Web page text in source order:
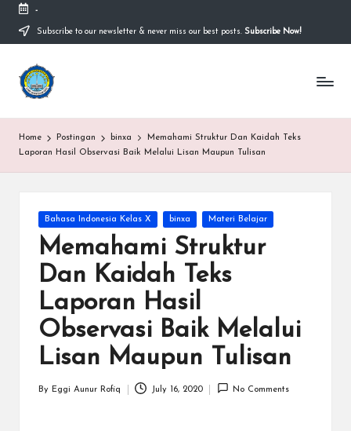
content
-
Subscribe to our newsletter & never miss our best posts. Subscribe Now!
S
M
A
S
Sekolah
Nasional
Ahlussunnah
Wal
Jamaah
Home Postingan binxa
Memahami Struktur Dan Kaidah Teks
Laporan Hasil Observasi Baik Melalui Lisan Maupun Tulisan
Posted
in
Bahasa Indonesia Kelas X binxa Materi Belajar
Memahami Struktur
Dan Kaidah Teks
Laporan Hasil
Observasi Baik Melalui
Lisan Maupun Tulisan
Posted
By Eggi Aunur Rofiq July 16, 2020 No Comments